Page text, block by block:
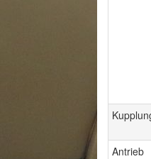
Antrieb